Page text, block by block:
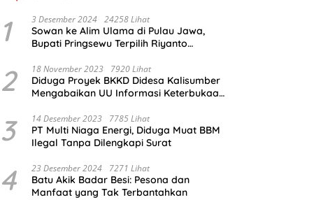
1 3 Desember 2024 24258 Lihat
Sowan ke Alim Ulama di Pulau Jawa,
Bupati Pringsewu Terpilih Riyanto
Amanah
2 18 November 2023 7920 Lihat
Diduga Proyek BKKD Didesa Kalisumber
Mengabaikan UU Informasi Keterbukaan
3 14 Desember 2023 7785 Lihat
PT Multi Niaga Energi, Diduga Muat BBM
Ilegal Tanpa Dilengkapi Surat
4 23 Desember 2024 7271 Lihat
Batu Akik Badar Besi: Pesona dan
Manfaat yang Tak Terbantahkan